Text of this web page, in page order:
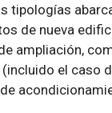
tipologías
de nueva
ampliación,
el caso